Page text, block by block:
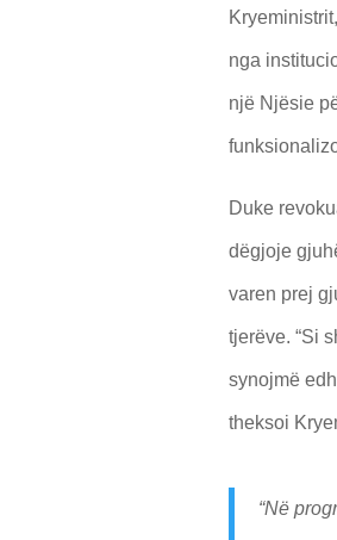
nga
një Njësie
Duke
dëgjoje
varen prej
tjerëve. “Si
synojmë
theksoi
“Në